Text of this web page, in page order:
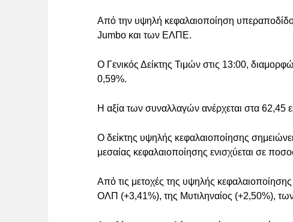
Από την υψηλή κεφαλαιοποίηση
Jumbo και των ΕΛΠΕ.
O Γενικός Δείκτης Τιμών στις 13:00,
0,59%.
Η αξία των συναλλαγών ανέρχεται στα 62,45
Ο δείκτης υψηλής κεφαλαιοποίησης
μεσαίας κεφαλαιοποίησης ενισχύεται σε
Από τις μετοχές της υψηλής
ΟΛΠ (+3,41%), της Μυτιληναίος (+2,50%),